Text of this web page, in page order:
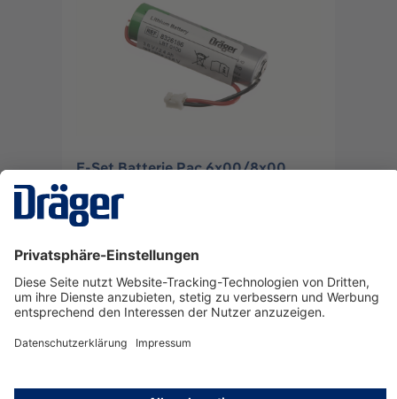
E-Set Batterie Pac 6x00/8x00
8326856
oderRegistrieren